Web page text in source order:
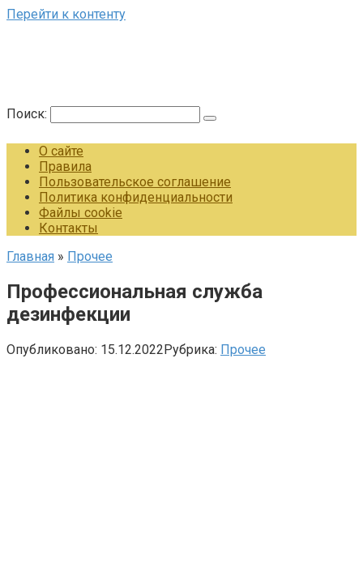
Перейти к контенту
Поиск:
О сайте
Правила
Пользовательское соглашение
Политика конфиденциальности
Файлы cookie
Контакты
Главная » Прочее
Профессиональная служба
дезинфекции
Опубликовано: 15.12.2022Рубрика: Прочее